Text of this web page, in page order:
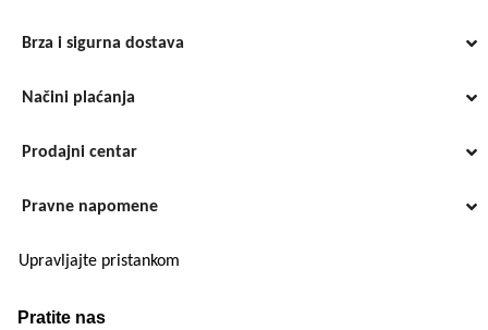
Brza i sigurna dostava
Načini plaćanja
Prodajni centar
Pravne napomene
Upravljajte pristankom
Pratite nas